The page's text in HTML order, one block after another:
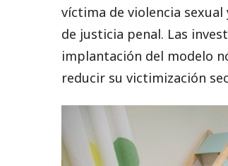
víctima de violencia
de justicia penal. Las
implantación del modelo
reducir su victimización